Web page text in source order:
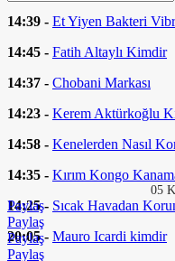
14:39 - Et Yiyen Bakteri
14:45 - Fatih Altaylı Kimdir
14:37 - Chobani Markası
14:23 - Kerem Aktürkoğlu
14:58 - Kenelerden Nasıl
14:35 - Kırım Kongo
14:25 - Sıcak Havadan
20:05 - Mauro Icardi kimdir
05
Paylaş
Paylaş
Paylaş
Paylaş